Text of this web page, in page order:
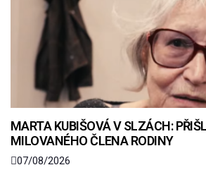
MARTA KUBIŠOVÁ V SLZÁCH:
MILOVANÉHO ČLENA RODINY
07/08/2026